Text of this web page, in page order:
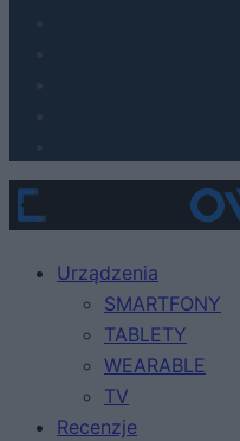
Urządzenia
SMARTFONY
TABLETY
WEARABLE
TV
Recenzje